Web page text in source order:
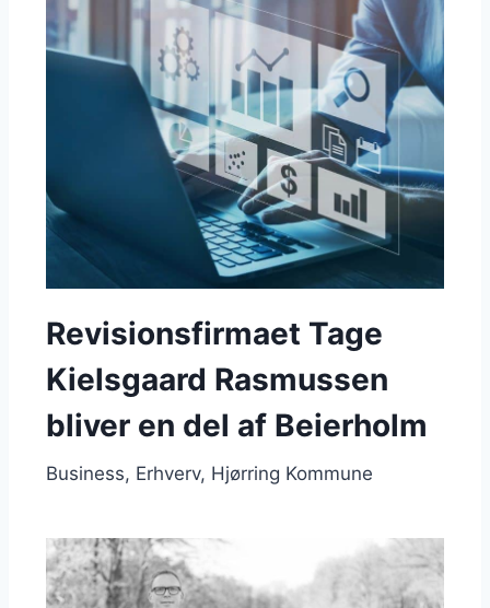
Revisionsfirmaet Tage
Kielsgaard Rasmussen
bliver en del af Beierholm
Business Erhverv Hjørring Kommune